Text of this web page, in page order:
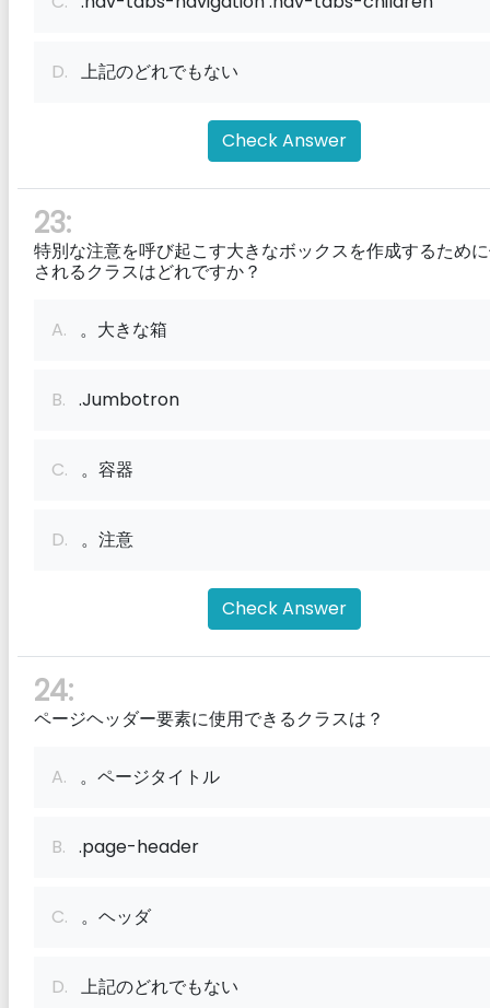
D. 上記のどれでもない
Check Answer
23:
特別な注意を呼び起こす大きなボックスを作成するため
されるクラスはどれですか？
A. 。大きな箱
B. .Jumbotron
C. 。容器
D. 。注意
Check Answer
24:
ページヘッダー要素に使用できるクラスは？
A. 。ページタイトル
B. .page-header
C. 。ヘッダ
D. 上記のどれでもない